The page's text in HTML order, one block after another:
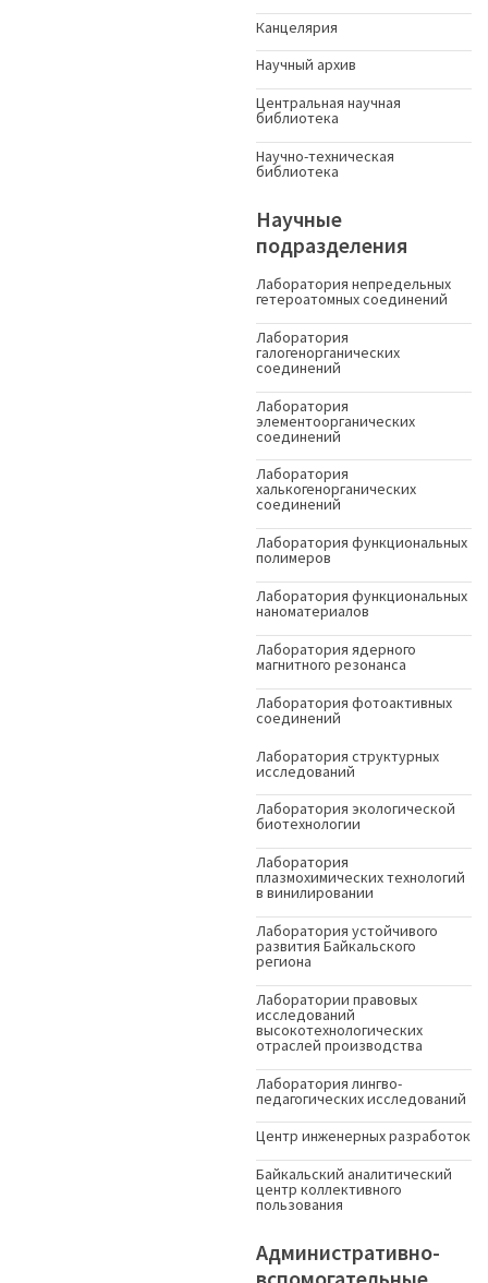
Канцелярия
Научный архив
Центральная научная
библиотека
Научно-техническая
библиотека
Научные
подразделения
Лаборатория непредельных
гетероатомных соединений
Лаборатория
галогенорганических
соединений
Лаборатория
элементоорганических
соединений
Лаборатория
халькогенорганических
соединений
Лаборатория функциональных
полимеров
Лаборатория функциональных
наноматериалов
Лаборатория ядерного
магнитного резонанса
Лаборатория фотоактивных
соединений
Лаборатория структурных
исследований
Лаборатория экологической
биотехнологии
Лаборатория
плазмохимических технологий
в винилировании
Лаборатория устойчивого
развития Байкальского
региона
Лаборатории правовых
исследований
высокотехнологических
отраслей производства
Лаборатория лингво-
педагогических исследований
Центр инженерных разработок
Байкальский аналитический
центр коллективного
пользования
Административно-